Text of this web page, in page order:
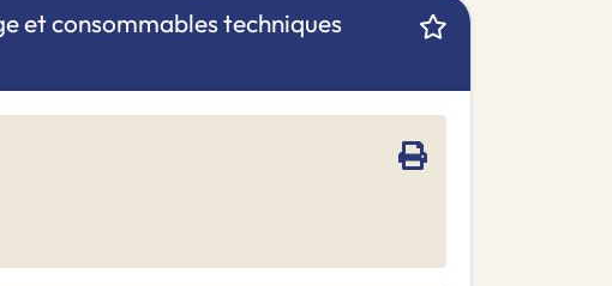
et consommables techniques